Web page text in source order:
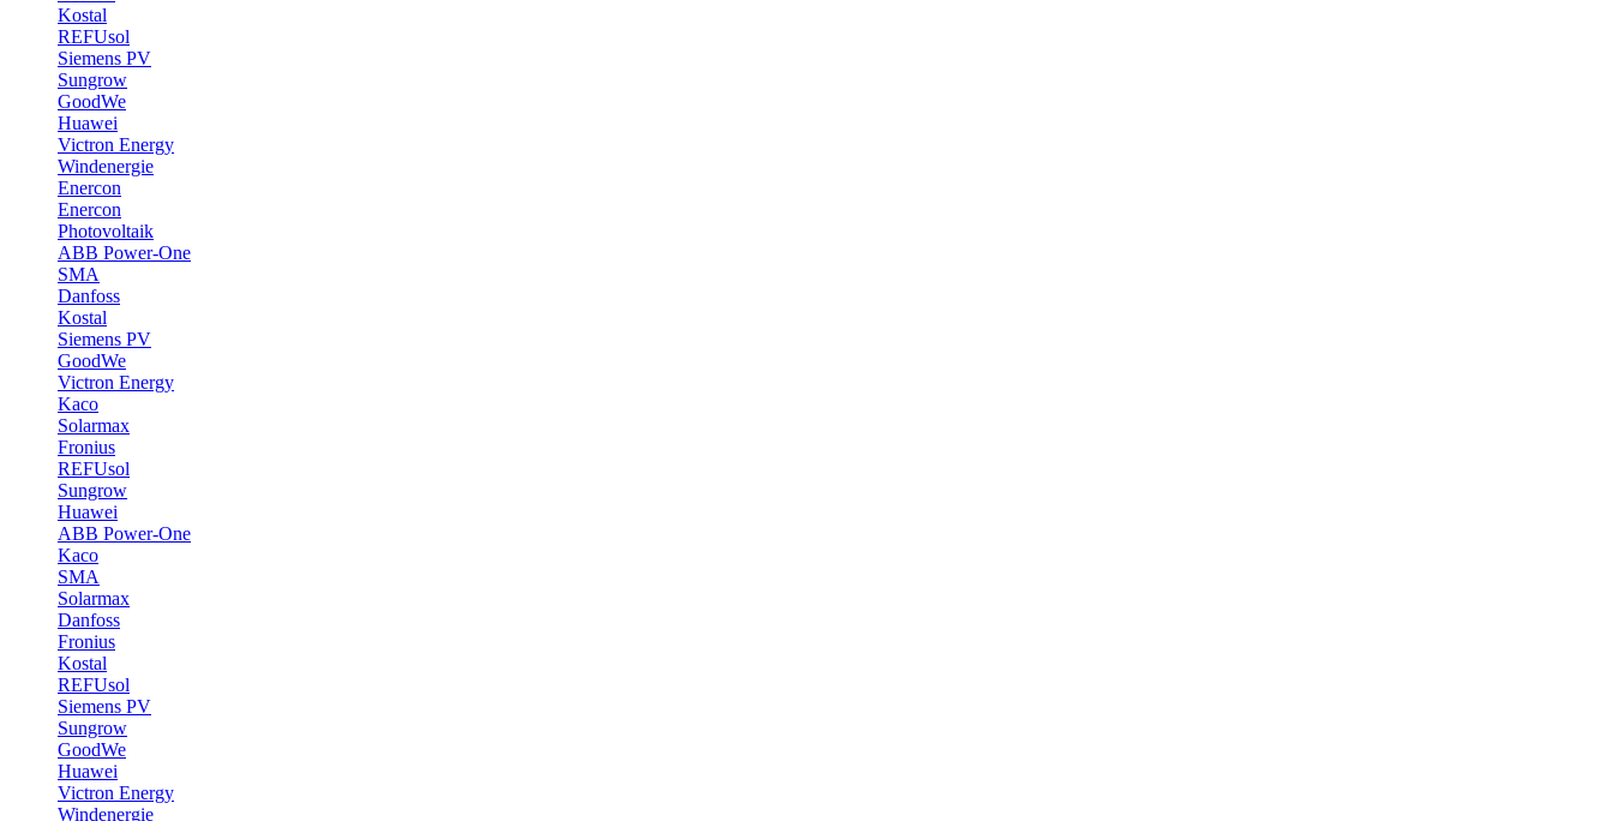
Kostal
REFUsol
Siemens PV
Sungrow
GoodWe
Huawei
Victron Energy
Windenergie
Enercon
Enercon
Photovoltaik
ABB Power-One
SMA
Danfoss
Kostal
Siemens PV
GoodWe
Victron Energy
Kaco
Solarmax
Fronius
REFUsol
Sungrow
Huawei
ABB Power-One
Kaco
SMA
Solarmax
Danfoss
Fronius
Kostal
REFUsol
Siemens PV
Sungrow
GoodWe
Huawei
Victron Energy
Windenergie